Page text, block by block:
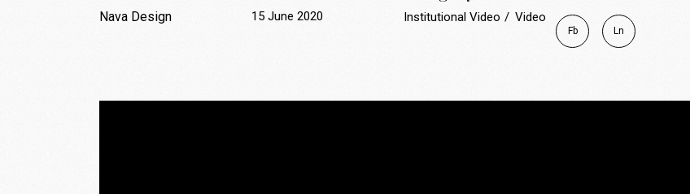
Nava Design 15 June 2020 Institutional Video Video
Fb Ln